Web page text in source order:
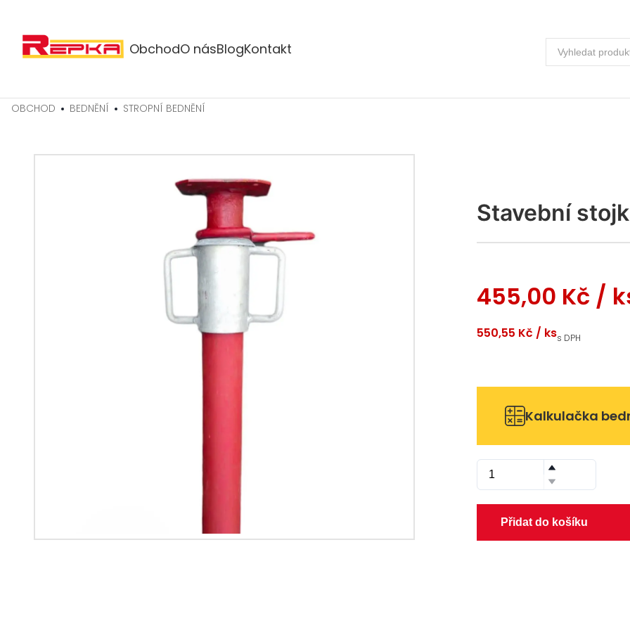
ObchodO násBlogKontakt
OBCHOD BEDNĚNÍ STROPNÍ BEDNĚNÍ
Stavební
455,00 Kč /
550,55 Kč / kss DPH
Kalkulačka
Přidat do košíku